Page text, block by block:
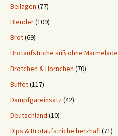
Beilagen (77)
Blender(109)
Brot(69)
Brotaufstriche süß ohne Marmelade
Brötchen & Hörnchen (70)
Buffet(117)
Dampfgareinsatz(42)
Deutschland (10)
Dips & Brotaufstriche herzhaft(71)